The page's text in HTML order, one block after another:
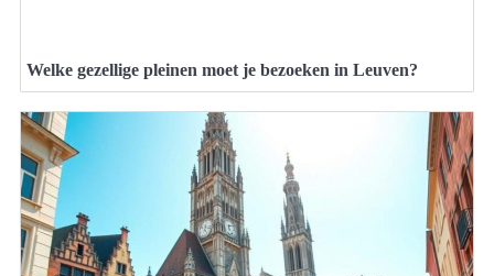
Welke gezellige pleinen moet je bezoeken in Leuven?